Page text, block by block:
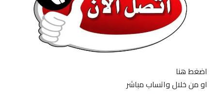
اضغط هنا
او من خلال واتساب مباشر